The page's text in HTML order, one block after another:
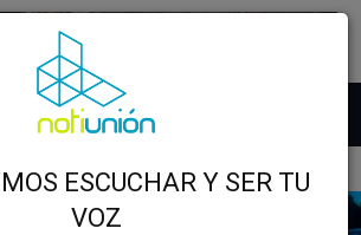
ESCUCHAR Y SER TU
VOZ